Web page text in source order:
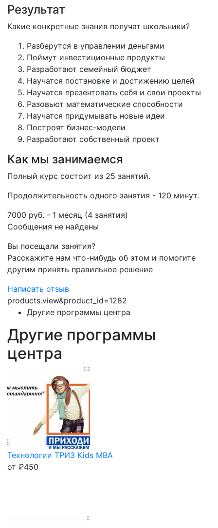
Результат
Какие конкретные знания получат школьники?
Разберутся в управлении деньгами
Поймут инвестиционные продукты
Разработают семейный бюджет
Научатся постановке и достижению целей
Научатся презентовать себя и свои проекты
Разовьют математические способности
Научатся придумывать новые идеи
Построят бизнес-модели
Разработают собственный проект
Как мы занимаемся
Полный курс состоит из 25 занятий.
Продолжительность одного занятия - 120 минут.
7000 руб. - 1 месяц (4 занятия)
Сообщения не найдены
Вы посещали занятия?
Расскажите нам что-нибудь об этом и помогите
другим принять правильное решение
Написать отзыв
products.view&product_id=1282
Другие программы центра
Другие программы
центра
Технологии ТРИЗ Kids MBA
от ₽450